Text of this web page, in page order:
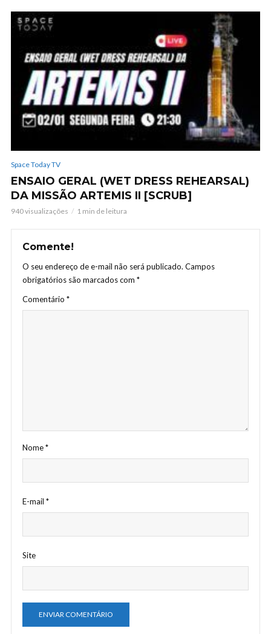
Space Today TV
ENSAIO GERAL (WET DRESS REHEARSAL)
DA MISSÃO ARTEMIS II [SCRUB]
940 visualizações 1 min de leitura
Comente!
O seu endereço de e-mail não será publicado. Campos
obrigatórios são marcados com *
Comentário *
Nome*
E-mail *
Site